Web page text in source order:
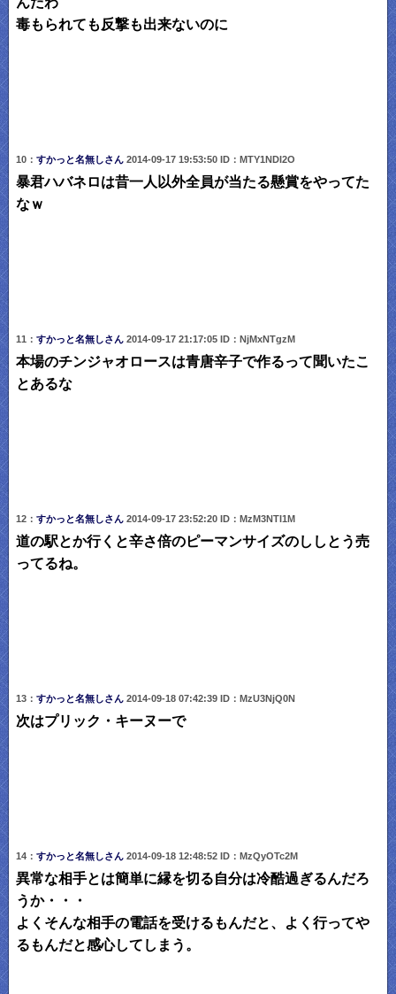
毒もられても反撃も出来ないのに
10： すかっと名無しさん 2014-09-17 19:53:50 ID：MTY1NDI2O
暴君ハバネロは昔一人以外全員が当たる懸賞をやってた
なｗ
11： すかっと名無しさん 2014-09-17 21:17:05 ID：NjMxNTgzM
本場のチンジャオロースは青唐辛子で作るって聞いたこ
とあるな
12： すかっと名無しさん 2014-09-17 23:52:20 ID：MzM3NTI1M
道の駅とか行くと辛さ倍のピーマンサイズのししとう売
ってるね。
13： すかっと名無しさん 2014-09-18 07:42:39 ID：MzU3NjQ0N
次はプリック・キーヌーで
14： すかっと名無しさん 2014-09-18 12:48:52 ID：MzQyOTc2M
異常な相手とは簡単に縁を切る自分は冷酷過ぎるんだろ
うか・・・
よくそんな相手の電話を受けるもんだと、よく行ってや
るもんだと感心してしまう。